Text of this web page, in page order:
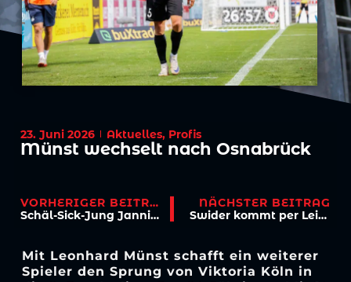
23. Juni 2026 Aktuelles, Profis
Münst wechselt nach Osnabrück
VORHERIGER BEITRAG
Schäl-Sick-Jung Janning Michels neuer Athletik-Trainer
NÄCHSTER BEITRAG
Swider kommt per Leihe aus Mönchengladbach
Mit Leonhard Münst schafft ein weiterer
Spieler den Sprung von Viktoria Köln in